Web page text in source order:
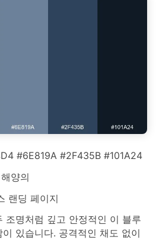
#6E819A #2F435B #101A24
양의
랜딩 페이지
조명처럼 깊고 안정적인 이 블루
있습니다. 공격적인 채도 없이